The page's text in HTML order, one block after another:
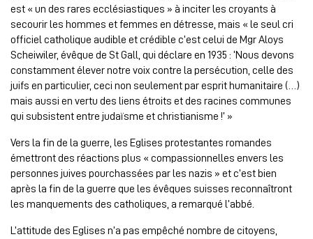
est « un des rares ecclésiastiques » à inciter les croyants à
secourir les hommes et femmes en détresse, mais « le seul cri
officiel catholique audible et crédible c’est celui de Mgr Aloys
Scheiwiler, évêque de St Gall, qui déclare en 1935 : ‘Nous devons
constamment élever notre voix contre la persécution, celle des
juifs en particulier, ceci non seulement par esprit humanitaire (…)
mais aussi en vertu des liens étroits et des racines communes
qui subsistent entre judaïsme et christianisme !’ »
Vers la fin de la guerre, les Eglises protestantes romandes
émettront des réactions plus « compassionnelles envers les
personnes juives pourchassées par les nazis » et c’est bien
après la fin de la guerre que les évêques suisses reconnaîtront
les manquements des catholiques, a remarqué l’abbé.
L’attitude des Eglises n’a pas empêché nombre de citoyens,